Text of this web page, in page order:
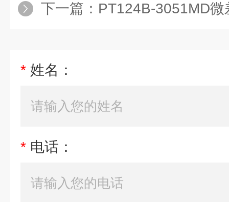
下一篇： PT124B-3051MD微
* 姓名：
* 电话：